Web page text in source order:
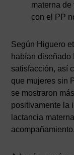
materna
con el PP
Según Higuero
habían diseñado
satisfacción, así
que mujeres sin
se mostraron
positivamente la
lactancia
acompañamiento.